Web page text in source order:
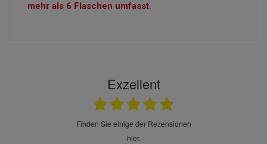
mehr als 6 Flaschen umfasst.
Exzellent
finden Sie einige der Rezensionen
hier.